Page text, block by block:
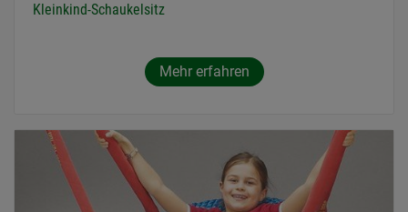
Kleinkind-Schaukelsitz
Mehr erfahren